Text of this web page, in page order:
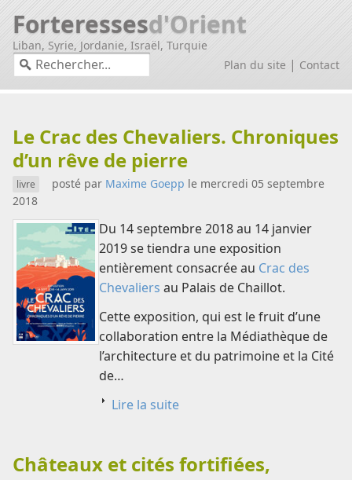
Forteressesd'Orient
Liban, Syrie, Jordanie, Israël, Turquie
Plan du site | Contact
Actualités médiévales
Le Crac des Chevaliers. Chroniques
d’un rêve de pierre
livre posté par Maxime Goepp le mercredi 05 septembre
2018
Du 14 septembre 2018 au 14 janvier
2019 se tiendra une exposition
entièrement consacrée au Crac des
Chevaliers au Palais de Chaillot.
Cette exposition, qui est le fruit d’une
collaboration entre la Médiathèque de
l’architecture et du patrimoine et la Cité
de…
Lire la suite
Châteaux et cités fortifiées,